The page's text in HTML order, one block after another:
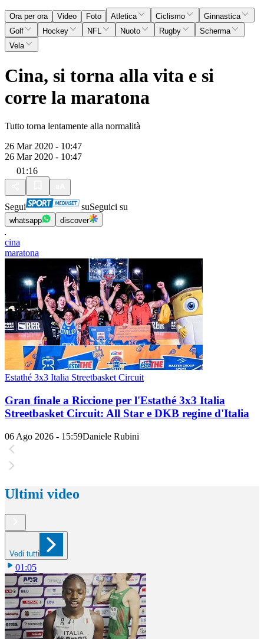
Ora per ora Video Foto Atletica Ciclismo
Ginnastica
Golf
Hockey NFL Nuoto Rugby
Scherma
Vela
Cina, si torna alla vita e si
corre la maratona
Tutto torna lentamente alla normalità
26 Mar 2020 - 10:47
26 Mar 2020 - 10:47
01:16
Segui suSeguici su
whatsapp discover
cina
maratona
Estathé 3x3 Italia Streetbasket Circuit
Gran finale a Riccione per l'Estathé 3x3 Italia
Streetbasket Circuit: All Star e DKB regine d'Italia
06 Ago 2026 - 15:59Daniele Rubini
Ultimi video
Vedi tutti
01:05